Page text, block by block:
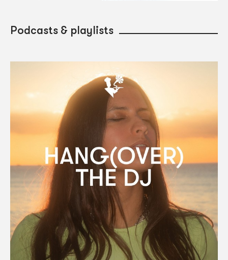
Podcasts & playlists